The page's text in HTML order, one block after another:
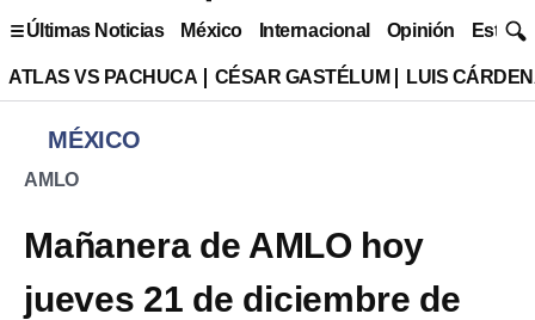
Últimas Noticias México Internacional Opinión Estilo
ATLAS VS PACHUCA CÉSAR GASTÉLUM LUIS
MÉXICO
AMLO
Mañanera de AMLO hoy
jueves 21 de diciembre de